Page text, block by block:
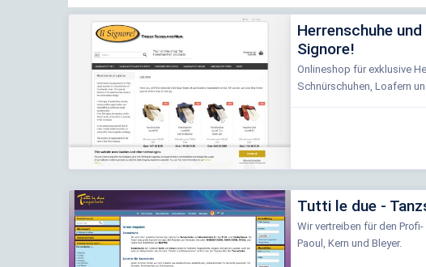
Herrenschuhe
Signore!
Onlineshop für exklusive
Schnürschuhen, Loafern
Tutti le due -
Wir vertreiben für den
Paoul, Kern und Bleyer.